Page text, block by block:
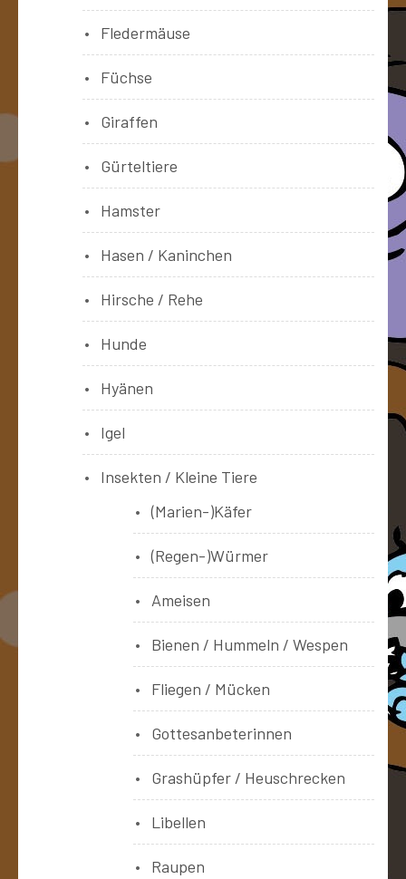
Fledermäuse
Füchse
Giraffen
Gürteltiere
Hamster
Hasen / Kaninchen
Hirsche / Rehe
Hunde
Hyänen
Igel
Insekten / Kleine Tiere
(Marien-)Käfer
(Regen-)Würmer
Ameisen
Bienen / Hummeln / Wespen
Fliegen / Mücken
Gottesanbeterinnen
Grashüpfer / Heuschrecken
Libellen
Raupen